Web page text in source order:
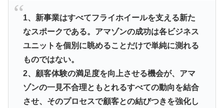
1、新事業はすべてフライホイールを支える新た
なスポークである。アマゾンの成功は各ビジネス
ユニットを個別に眺めることだけで単純に測れる
ものではない。
2、顧客体験の満足度を向上させる機会が、アマ
ゾンの一見不合理ともとれるすべての動向を結合
させ、そのプロセスで顧客との結びつきを強化し